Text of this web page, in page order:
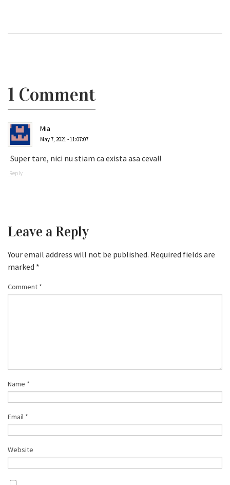
1 Comment
Mia
May 7, 2021 - 11:07:07
Super tare, nici nu stiam ca exista asa ceva!!
Reply
Leave a Reply
Your email address will not be published. Required fields are
marked *
Comment *
Name *
Email *
Website